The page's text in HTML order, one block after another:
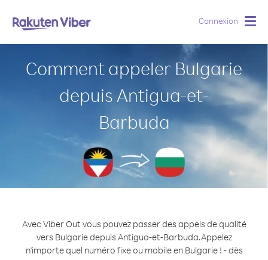
Connexion
Comment appeler Bulgarie
depuis Antigua-et-
Barbuda
Avec Viber Out vous pouvez passer des appels de qualité
vers Bulgarie depuis Antigua-et-Barbuda.Appelez
n'importe quel numéro fixe ou mobile en Bulgarie ! - dès